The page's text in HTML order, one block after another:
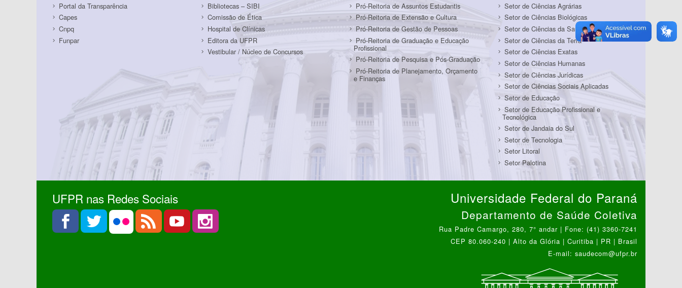
Portal da Transparência
Capes
Cnpq
Funpar
Bibliotecas – SIBI
Comissão de Ética
Hospital de Clínicas
Editora da UFPR
Vestibular / Núcleo de Concursos
Pró-Reitoria de Assuntos Estudantis
Pró-Reitoria de Extensão e Cultura
Pró-Reitoria de Gestão de Pessoas
Pró-Reitoria de Graduação e Educação
Profissional
Pró-Reitoria de Pesquisa e Pós-Graduação
Pró-Reitoria de Planejamento, Orçamento
e Finanças
Setor de Ciências Agrárias
Setor de Ciências Biológicas
Setor de Ciências da Saúde
Setor de Ciências da Terra
Setor de Ciências Exatas
Setor de Ciências Humanas
Setor de Ciências Jurídicas
Setor de Ciências Sociais Aplicadas
Setor de Educação
Setor de Educação Profissional e
Tecnológica
Setor de Jandaia do Sul
Setor de Tecnologia
Setor Litoral
Setor Palotina
UFPR nas Redes Sociais Universidade Federal do Paraná
Departamento de Saúde Coletiva
Rua Padre Camargo, 280, 7° andar | Fone: (41) 3360-7241
CEP 80.060-240 | Alto da Glória | Curitiba | PR | Brasil
E-mail: saudecom@ufpr.br